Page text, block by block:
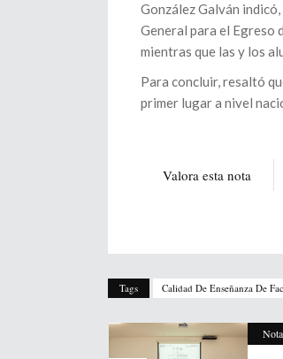
González Galván
General para el Egreso
mientras que las y los
Para concluir, resaltó
primer lugar a nivel
Valora esta nota
Tags Calidad De Enseñanza De